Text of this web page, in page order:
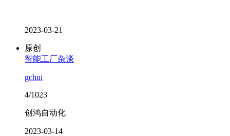
2023-03-21
原创
智能工厂杂谈
gchui
4/1023
创鸿自动化
2023-03-14